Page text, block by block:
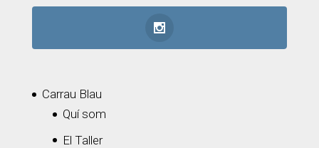
Carrau Blau
Quí som
El Taller